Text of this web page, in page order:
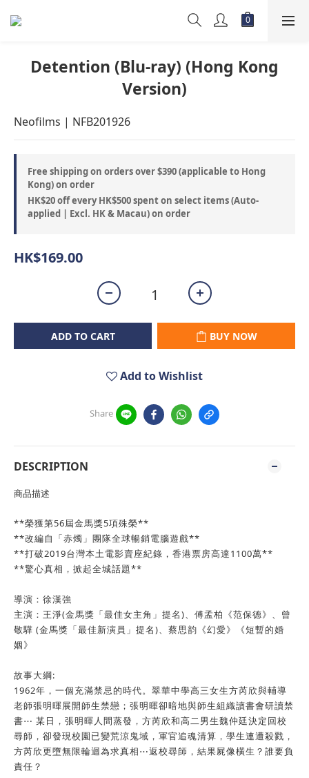
Detention (Blu-ray) (Hong Kong
Version)
Neofilms | NFB201926
Free shipping on orders over $390 (applicable to Hong
Kong) on order
HK$20 off every HK$500 spent on select items (Auto-
applied | Excl. HK & Macau) on order
HK$169.00
ADD TO CART BUY NOW
Add to Wishlist
Share
DESCRIPTION
商品描述
**榮獲第56屆金馬獎5項殊榮**
**改編自「赤燭」團隊全球暢銷電腦遊戲**
**打破2019台灣本土電影賣座紀錄，香港票房高達1100萬**
**驚心真相，掀起全城話題**
導演： 徐漢強
主演： 王淨(金馬獎「最佳女主角」提名)、傅孟柏《范保德》、曾
敬驊 (金馬獎「最佳新演員」提名)、蔡思韵《幻愛》《短暫的婚
姻》
故事大綱:
1962年，一個充滿禁忌的時代。翠華中學高三女生方芮欣與輔導
老師張明暉展開師生禁戀；張明暉卻暗地與師生組織讀書會研讀禁
書⋯ 某日，張明暉人間蒸發，方芮欣和高二男生魏仲廷決定回校
尋師，卻發現校園已變荒涼鬼域，軍官追魂清算，學生連遭殺戮，
方芮欣更墮無限輪迴為求真相⋯返校尋師，結果屍像橫生？誰要負
責任？